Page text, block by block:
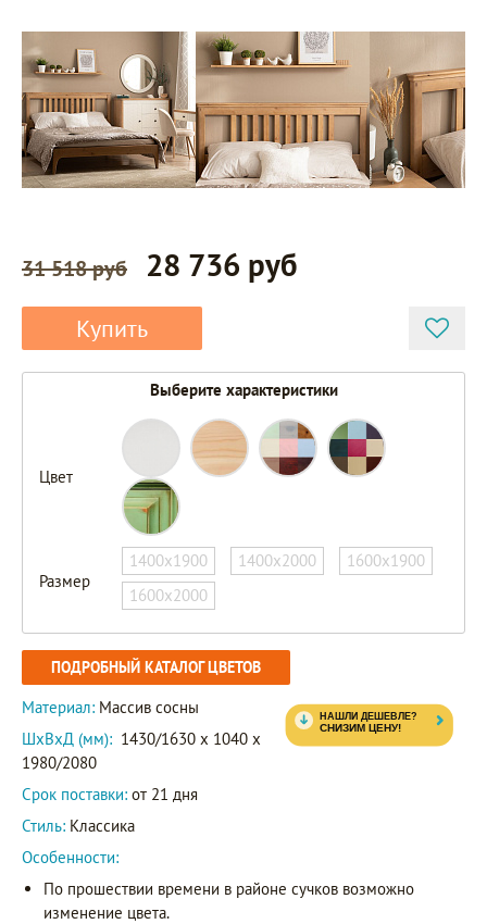
31 518 руб 28 736 руб
Купить
Выберите характеристики
Цвет
Размер
1400х1900 1400х2000
1600х1900
1600х2000
ПОДРОБНЫЙ КАТАЛОГ ЦВЕТОВ
Материал: Массив сосны
ШxВxД (мм): 1430/1630 x 1040 x
1980/2080
Срок поставки: от 21 дня
Стиль: Классика
Особенности:
По прошествии времени в районе сучков возможно
изменение цвета.